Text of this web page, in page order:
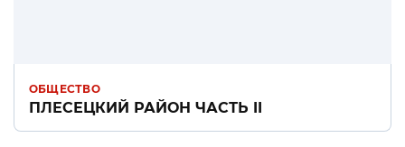
ОБЩЕСТВО
ПЛЕСЕЦКИЙ РАЙОН ЧАСТЬ II